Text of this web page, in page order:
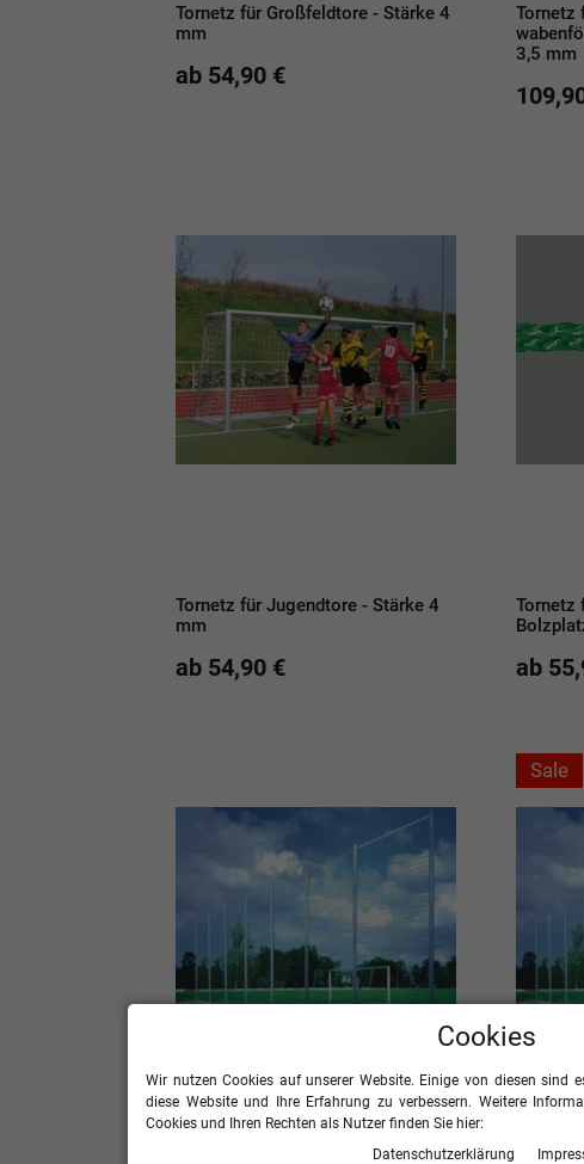
Tornetz für Großfeldtore - Stärke 4
mm
ab 54,90 €
Tornetz
3,5 mm
Tornetz für Jugendtore - Stärke 4
mm
ab 54,90 €
Tornetz
ab
Sale
Cookies
Wir nutzen Cookies auf unserer Website. Einige von diesen sind
diese Website und Ihre Erfahrung zu verbessern. Weitere
Cookies und Ihren Rechten als Nutzer finden Sie hier:
Daten­schutz­erklärung